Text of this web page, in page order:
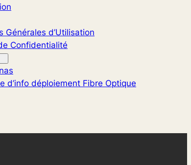
Générales d’Utilisation
Confidentialité
d’info déploiement Fibre Optique